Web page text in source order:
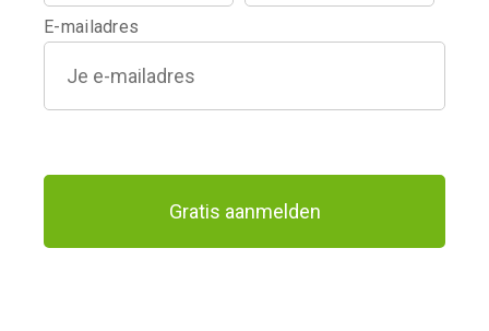
E-mailadres